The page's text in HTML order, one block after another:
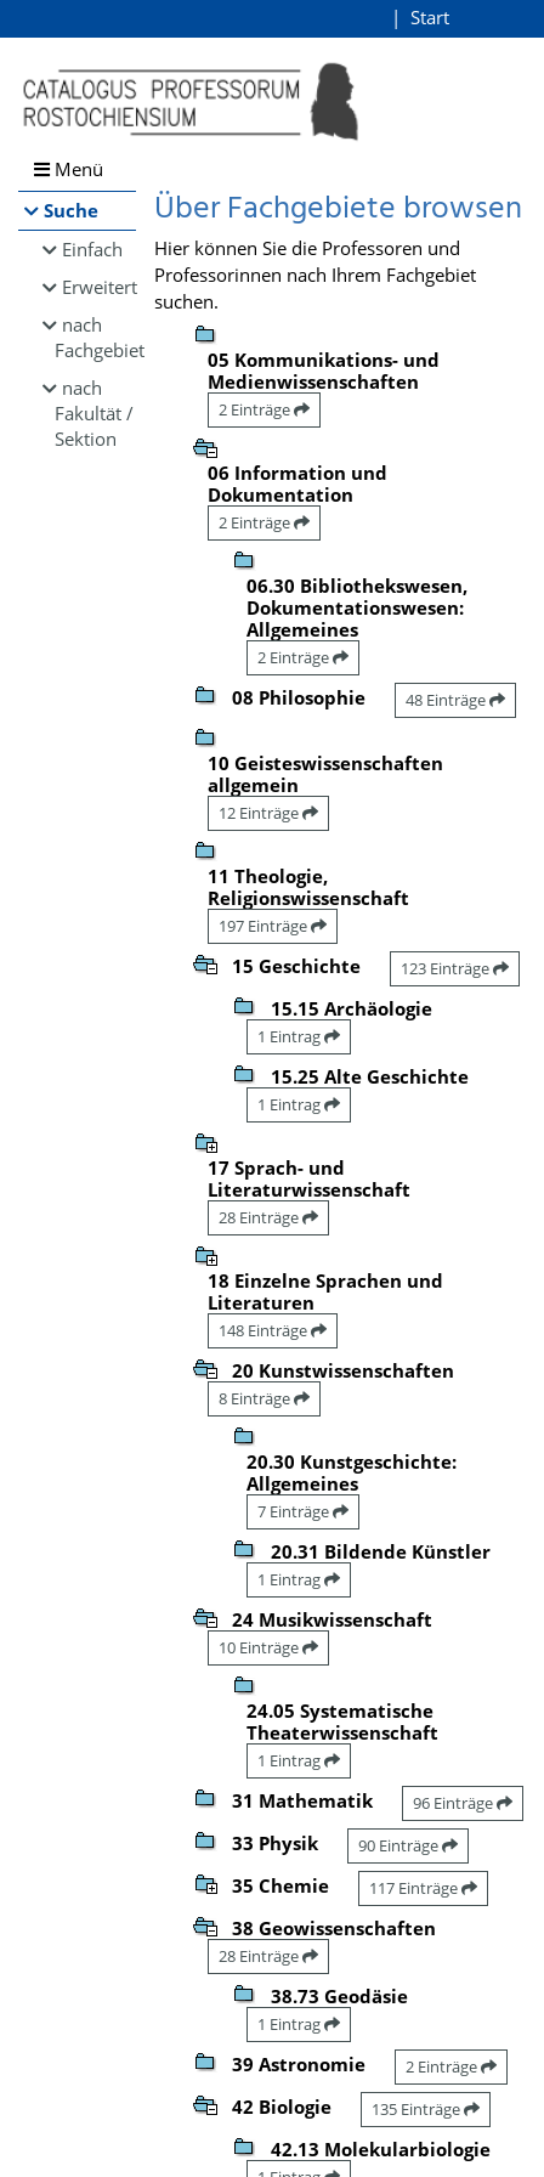
Browsen
direkt zum Inhalt
Start
Menü
Suche
Einfach
Erweitert
nach
Fachgebiet
nach
Fakultät /
Sektion
Über Fachgebiete browsen
Hier können Sie die Professoren und
Professorinnen nach Ihrem Fachgebiet
suchen.
05 Kommunikations- und
Medienwissenschaften
2 Einträge
06 Information und
Dokumentation
2 Einträge
06.30 Bibliothekswesen,
Dokumentationswesen:
Allgemeines
2 Einträge
08 Philosophie 48 Einträge
10 Geisteswissenschaften
allgemein
12 Einträge
11 Theologie,
Religionswissenschaft
197 Einträge
15 Geschichte 123 Einträge
15.15 Archäologie
1 Eintrag
15.25 Alte Geschichte
1 Eintrag
17 Sprach- und
Literaturwissenschaft
28 Einträge
18 Einzelne Sprachen und
Literaturen
148 Einträge
20 Kunstwissenschaften
8 Einträge
20.30 Kunstgeschichte:
Allgemeines
7 Einträge
20.31 Bildende Künstler
1 Eintrag
24 Musikwissenschaft
10 Einträge
24.05 Systematische
Theaterwissenschaft
1 Eintrag
31 Mathematik 96 Einträge
33 Physik 90 Einträge
35 Chemie 117 Einträge
38 Geowissenschaften
28 Einträge
38.73 Geodäsie
1 Eintrag
39 Astronomie 2 Einträge
42 Biologie 135 Einträge
42.13 Molekularbiologie